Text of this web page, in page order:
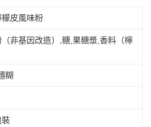
皮風味粉
非基因改造）,糖,果糖漿,香料（檸
糊
裝